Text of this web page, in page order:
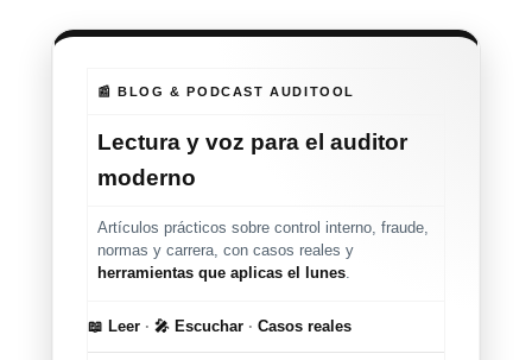
📰 BLOG & PODCAST AUDITOOL
Lectura y voz para el auditor
moderno
Artículos prácticos sobre control interno, fraude,
normas y carrera, con casos reales y
herramientas que aplicas el lunes.
📖 Leer · 🎤 Escuchar · Casos reales